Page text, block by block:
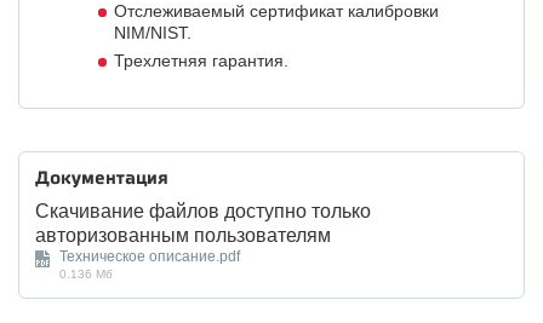
Отслеживаемый сертификат калибровки
NIM/NIST.
Трехлетняя гарантия.
Документация
Скачивание файлов доступно только
авторизованным пользователям
Техническое описание.pdf
0.136 Мб